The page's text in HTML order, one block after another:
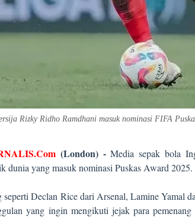
Rizky Ridho Ramdhani masuk nominasi FIFA
(London) -Media sepak bola
dunia yang masuk nominasi Puskas Award 2025.
seperti Declan Rice dari Arsenal, Lamine Yamal
yang ingin mengikuti jejak para